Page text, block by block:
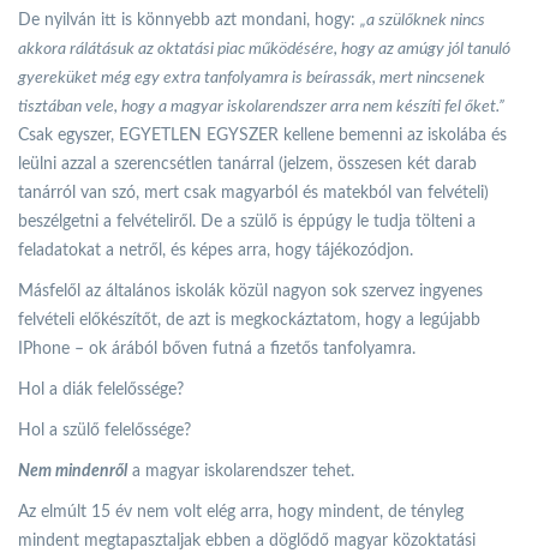
De nyilván itt is könnyebb azt mondani, hogy: „a szülőknek nincs
akkora rálátásuk az oktatási piac működésére, hogy az amúgy jól tanuló
gyereküket még egy extra tanfolyamra is beírassák, mert nincsenek
tisztában vele, hogy a magyar iskolarendszer arra nem készíti fel őket.”
Csak egyszer, EGYETLEN EGYSZER kellene bemenni az iskolába és
leülni azzal a szerencsétlen tanárral (jelzem, összesen két darab
tanárról van szó, mert csak magyarból és matekból van felvételi)
beszélgetni a felvételiről. De a szülő is éppúgy le tudja tölteni a
feladatokat a netről, és képes arra, hogy tájékozódjon.
Másfelől az általános iskolák közül nagyon sok szervez ingyenes
felvételi előkészítőt, de azt is megkockáztatom, hogy a legújabb
IPhone – ok árából bőven futná a fizetős tanfolyamra.
Hol a diák felelőssége?
Hol a szülő felelőssége?
Nem mindenről a magyar iskolarendszer tehet.
Az elmúlt 15 év nem volt elég arra, hogy mindent, de tényleg
mindent megtapasztaljak ebben a döglődő magyar közoktatási